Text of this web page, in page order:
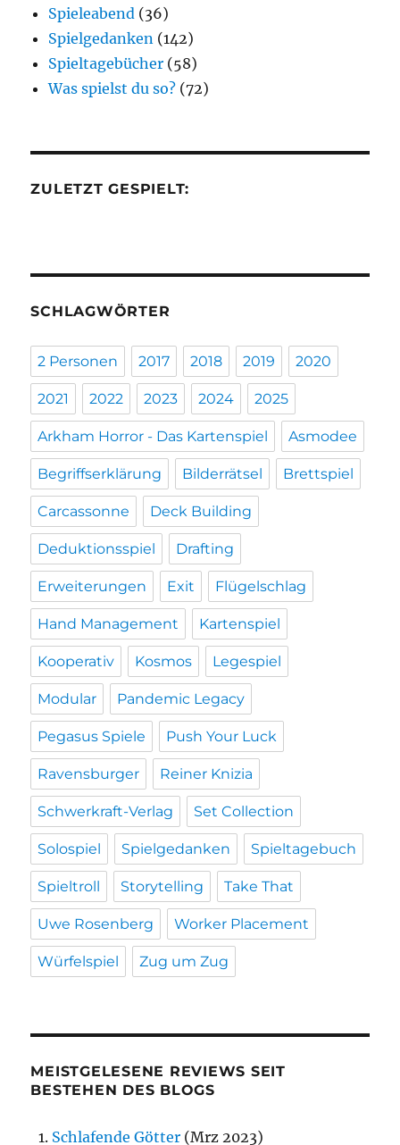
Spieleabend (36)
Spielgedanken (142)
Spieltagebücher (58)
Was spielst du so? (72)
ZULETZT GESPIELT:
SCHLAGWÖRTER
2 Personen 2017 2018 2019 2020
2021 2022 2023 2024 2025
Arkham Horror - Das Kartenspiel Asmodee
Begriffserklärung Bilderrätsel Brettspiel
Carcassonne Deck Building
Deduktionsspiel Drafting
Erweiterungen Exit Flügelschlag
Hand Management Kartenspiel
Kooperativ Kosmos Legespiel
Modular Pandemic Legacy
Pegasus Spiele Push Your Luck
Ravensburger Reiner Knizia
Schwerkraft-Verlag Set Collection
Solospiel Spielgedanken Spieltagebuch
Spieltroll Storytelling Take That
Uwe Rosenberg Worker Placement
Würfelspiel Zug um Zug
MEISTGELESENE REVIEWS SEIT
BESTEHEN DES BLOGS
Schlafende Götter (Mrz 2023)